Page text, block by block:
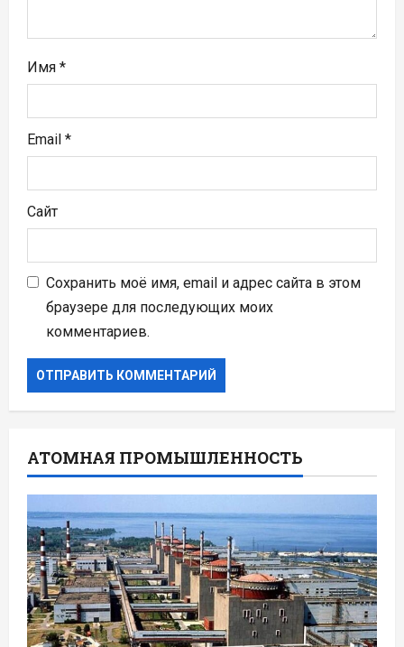
я
м
Имя *
Email *
Сайт
Сохранить моё имя, email и адрес сайта в этом
браузере для последующих моих
комментариев.
АТОМНАЯ ПРОМЫШЛЕННОСТЬ